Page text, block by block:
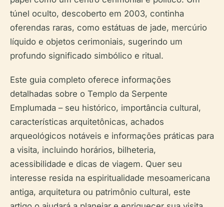
túnel oculto, descoberto em 2003, continha
oferendas raras, como estátuas de jade, mercúrio
líquido e objetos cerimoniais, sugerindo um
profundo significado simbólico e ritual.
Este guia completo oferece informações
detalhadas sobre o Templo da Serpente
Emplumada – seu histórico, importância cultural,
características arquitetônicas, achados
arqueológicos notáveis e informações práticas para
a visita, incluindo horários, bilheteria,
acessibilidade e dicas de viagem. Quer seu
interesse resida na espiritualidade mesoamericana
antiga, arquitetura ou patrimônio cultural, este